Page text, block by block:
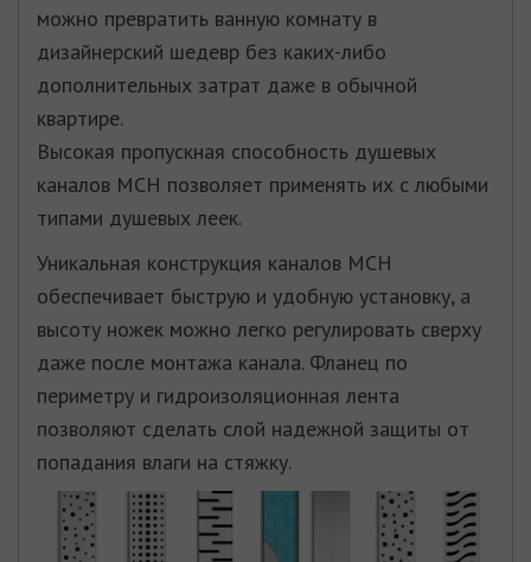
можно превратить ванную комнату в
дизайнерский шедевр без каких-либо
дополнительных затрат даже в обычной
квартире.
Высокая пропускная способность душевых
каналов МСН позволяет применять их с любыми
типами душевых леек.
Уникальная конструкция каналов МСН
обеспечивает быструю и удобную установку, а
высоту ножек можно легко регулировать сверху
даже после монтажа канала. Фланец по
периметру и гидроизоляционная лента
позволяют сделать слой надежной защиты от
попадания влаги на стяжку.